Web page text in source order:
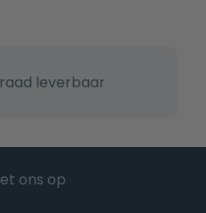
leverbaar
ons op